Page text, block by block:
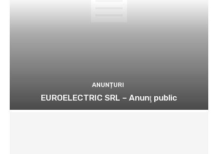
ANUNȚURI
EUROELECTRIC SRL – Anunţ public